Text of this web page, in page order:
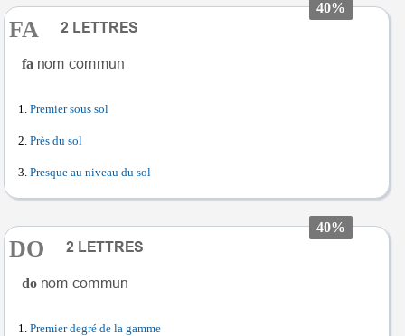
40%
FA
fa
Premier sous sol
Près du sol
Presque au niveau du sol
40%
DO
do
Premier degré de la gamme